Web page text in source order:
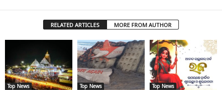
RELATED ARTICLES MORE FROM AUTHOR
Top News Top News Top News